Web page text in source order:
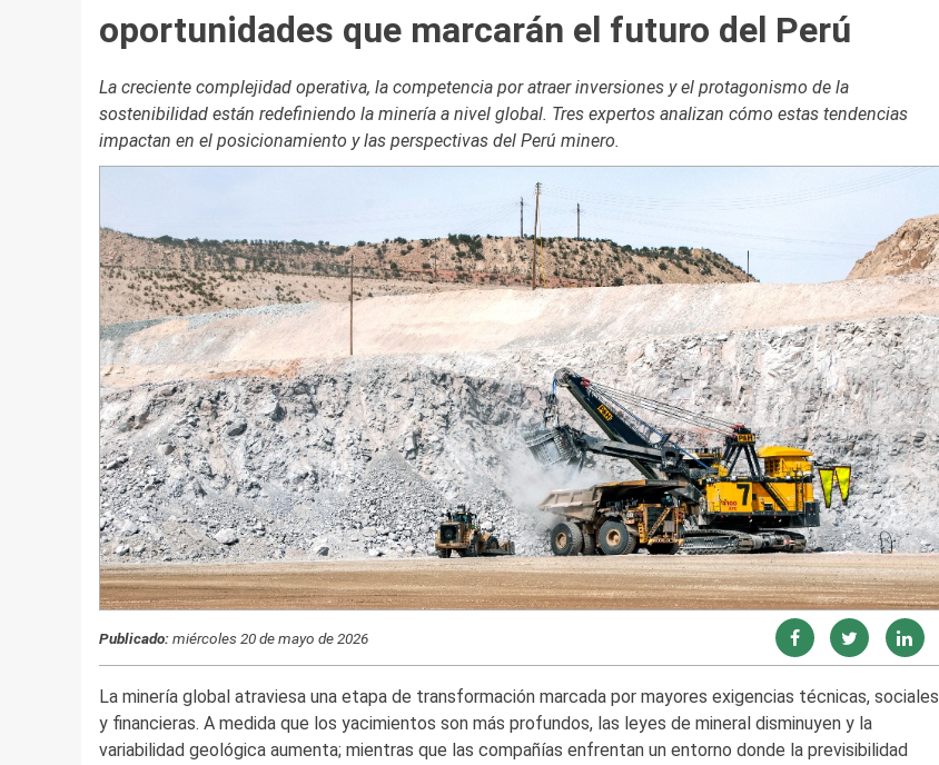
oportunidades que marcarán el futuro del Perú
La creciente complejidad operativa, la competencia por atraer inversiones y el protagonismo de la
sostenibilidad están redefiniendo la minería a nivel global. Tres expertos analizan cómo estas tendencias
impactan en el posicionamiento y las perspectivas del Perú minero.
Publicado:miércoles 20 de mayo de 2026
La minería global atraviesa una etapa de transformación marcada por mayores exigencias técnicas, sociales
y financieras. A medida que los yacimientos son más profundos, las leyes de mineral disminuyen y la
variabilidad geológica aumenta; mientras que las compañías enfrentan un entorno donde la previsibilidad